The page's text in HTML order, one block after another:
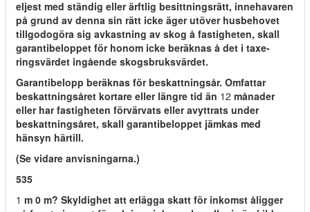
eljest med ständig eller ärftlig besittningsrätt, innehavaren
på grund av denna sin rätt icke äger utöver husbehovet
tillgodogöra sig avkastning av skog å fastigheten, skall
garantibeloppet för honom icke beräknas å det i taxe-
ringsvärdet ingående skogsbruksvärdet.
Garantibelopp beräknas för beskattningsår. Omfattar
beskattningsåret kortare eller längre tid än 12 månader
eller har fastigheten förvärvats eller avyttrats under
beskattningsåret, skall garantibeloppet jämkas med
hänsyn härtill.
(Se vidare anvisningarna.)
535
1 m 0 m? Skyldighet att erlägga skatt för inkomst åligger